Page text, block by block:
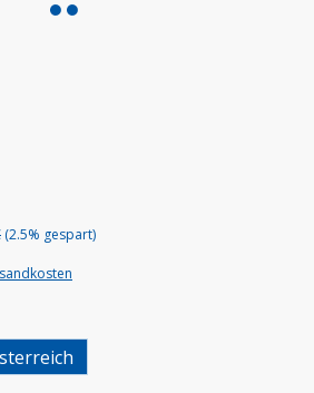
(2.5% gespart)
zurzeit nicht verfügbar.)